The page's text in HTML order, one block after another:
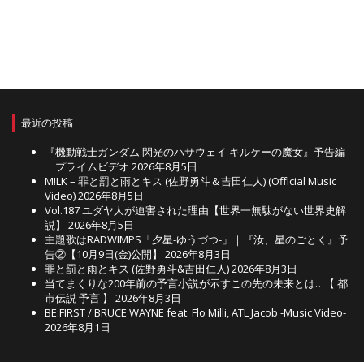
最近の投稿
『機動戦士ガンダム 閃光のハサウェイ キルケーの魔女』予告編
｜プライムビデオ 2026年8月5日
M!LK – 罪と罰と雨とキス (佐野勇斗＆吉田仁人) (Official Music
Video)2026年8月5日
Vol.187 ユダヤ人が迫害された理由【世界一無駄がない世界史解
説】
2026年8月5日
主題歌はRADWIMPS「夕星-ゆうづつ-」｜『汝、星のごとく』予
告②【10月9日(金)公開】
2026年8月3日
罪と罰と雨とキス (佐野勇斗&吉田仁人)2026年8月3日
当てまくりな200年前の予言小説が示すこの先の未来とは…【 都
市伝説 予言 】
2026年8月3日
BE:FIRST / BRUCE WAYNE feat. Flo Milli, ATL Jacob -Music Video-
2026年8月1日